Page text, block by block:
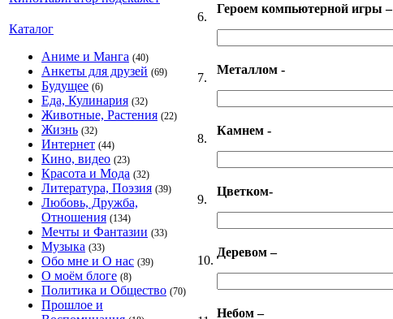
Каталог
Аниме и Манга (40)
Анкеты для друзей (69)
Будущее (6)
Еда, Кулинария (32)
Животные, Растения (22)
Жизнь (32)
Интернет (44)
Кино, видео (23)
Красота и Мода (32)
Литература, Поэзия (39)
Любовь, Дружба,
Отношения (134)
Мечты и Фантазии (33)
Музыка (33)
Обо мне и О нас (39)
О моём блоге (8)
Политика и Общество (70)
Прошлое и
6.
Героем компьютерной игры –
7.
Металлом -
8.
Камнем -
9.
Цветком-
10.
Деревом –
Небом –